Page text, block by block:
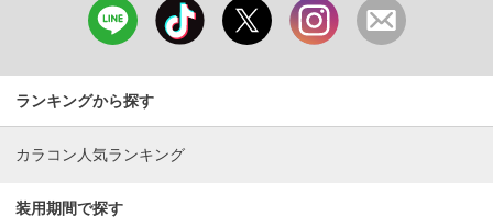
ランキングから探す
カラコン人気ランキング
装用期間で探す